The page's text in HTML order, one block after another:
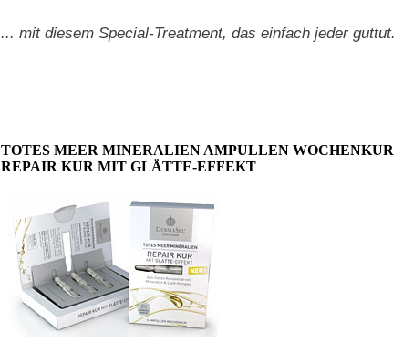
... mit diesem Special-Treatment, das einfach jeder guttut.
TOTES MEER MINERALIEN AMPULLEN WOCHENKUR
REPAIR KUR MIT GLÄTTE-EFFEKT